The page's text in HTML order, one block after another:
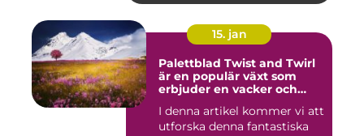
15. jan
Palettblad Twist and Twirl
är en populär växt som
erbjuder en vacker och
ditt hem eller trädgård
I denna artikel kommer vi att
utforska denna fantastiska